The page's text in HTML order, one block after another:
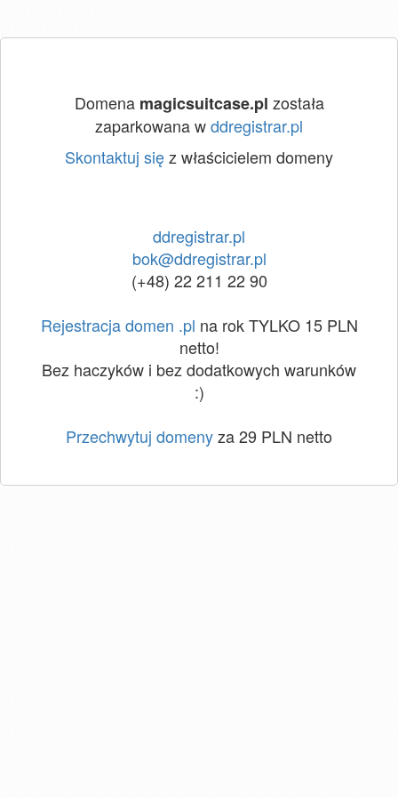
Domena magicsuitcase.pl została
zaparkowana wddregistrar.pl
Skontaktuj sięz właścicielem domeny
ddregistrar.pl
bok@ddregistrar.pl
(+48) 22 211 22 90
Rejestracja domen .pl na rok TYLKO 15 PLN
netto!
Bez haczyków i bez dodatkowych warunków
:)
Przechwytuj domenyza 29 PLN netto